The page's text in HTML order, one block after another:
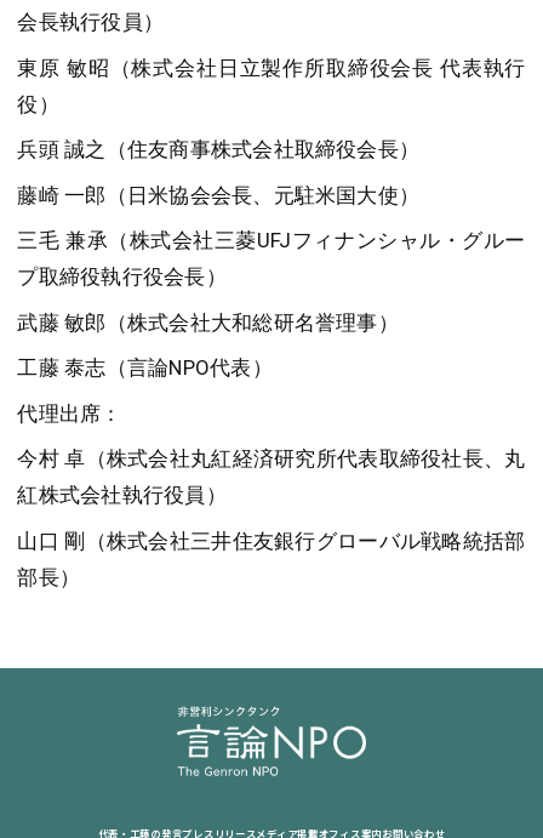
会長執行役員）
東原 敏昭（株式会社日立製作所取締役会長 代表執行
役）
兵頭 誠之（住友商事株式会社取締役会長）
藤崎 一郎（日米協会会長、元駐米国大使）
三毛 兼承（株式会社三菱UFJフィナンシャル・グルー
プ取締役執行役会長）
武藤 敏郎（株式会社大和総研名誉理事）
工藤 泰志（言論NPO代表）
代理出席：
今村 卓（株式会社丸紅経済研究所代表取締役社長、丸
紅株式会社執行役員）
山口 剛（株式会社三井住友銀行グローバル戦略統括部
部長）
代表・工藤の発言プレスリリースメディア掲載オフィス案内 お問い合わせ